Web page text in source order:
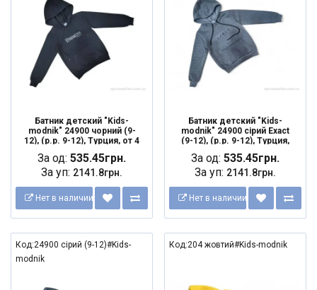
Батник детский "Kids-
modnik" 24900 чорний (9-
12), (р.р. 9-12), Турция, от 4
За од: 535.45грн.
За уп: 2141.8грн.
Нет в наличии
Батник детский "Kids-
modnik" 24900 сірий Exact
(9-12), (р.р. 9-12), Турция,
За од: 535.45грн.
За уп: 2141.8грн.
Нет в наличии
Код:24900 сірий (9-12)#Kids-
modnik
Код:204 жовтий#Kids-modnik